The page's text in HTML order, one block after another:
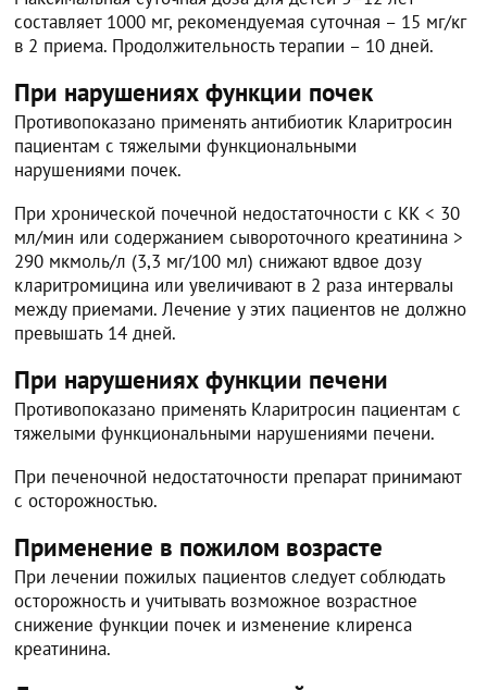
составляет 1000 мг, рекомендуемая суточная – 15 мг/кг
в 2 приема. Продолжительность терапии – 10 дней.
При нарушениях функции почек
Противопоказано применять антибиотик Кларитросин
пациентам с тяжелыми функциональными
нарушениями почек.
При хронической почечной недостаточности с КК < 30
мл/мин или содержанием сывороточного креатинина >
290 мкмоль/л (3,3 мг/100 мл) снижают вдвое дозу
кларитромицина или увеличивают в 2 раза интервалы
между приемами. Лечение у этих пациентов не должно
превышать 14 дней.
При нарушениях функции печени
Противопоказано применять Кларитросин пациентам с
тяжелыми функциональными нарушениями печени.
При печеночной недостаточности препарат принимают
с осторожностью.
Применение в пожилом возрасте
При лечении пожилых пациентов следует соблюдать
осторожность и учитывать возможное возрастное
снижение функции почек и изменение клиренса
креатинина.